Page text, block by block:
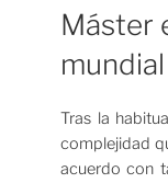
Máster
Tras la
complejidad
acuerdo con